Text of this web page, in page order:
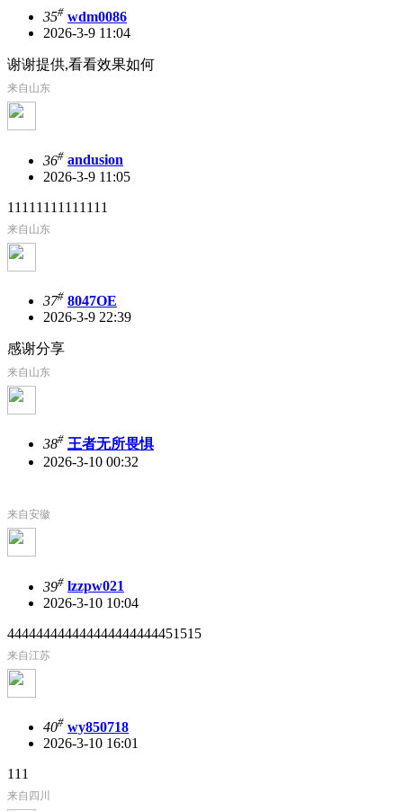
35# wdm0086
2026-3-9 11:04
谢谢提供,看看效果如何
来自山东
36# andusion
2026-3-9 11:05
11111111111111
来自山东
37# 8047OE
2026-3-9 22:39
感谢分享
来自山东
38# 王者无所畏惧
2026-3-10 00:32
来自安徽
39# lzzpw021
2026-3-10 10:04
444444444444444444444451515
来自江苏
40# wy850718
2026-3-10 16:01
111
来自四川